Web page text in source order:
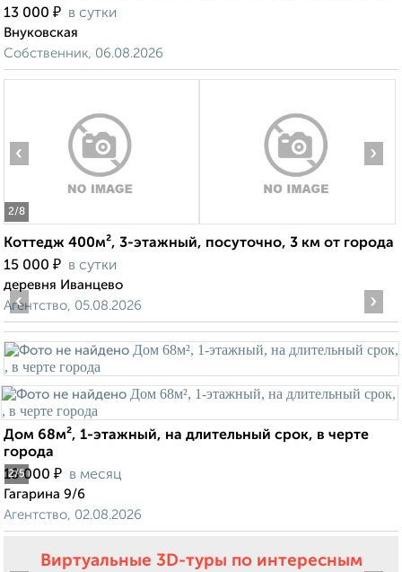
13 000 ₽ в сутки
Внуковская
Собственник, 06.08.2026
2/8
‹ ›
Коттедж 400м², 3-этажный, посуточно, 3 км от города
15 000 ₽ в сутки
деревня Иванцево
Агентство, 05.08.2026
2/5
‹ ›
Дом 68м², 1-этажный, на длительный срок, в черте
города
18 000 ₽ в месяц
Гагарина 9/6
Агентство, 02.08.2026
Виртуальные 3D-туры по интересным